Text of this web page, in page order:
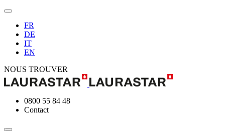
FR
DE
IT
EN
NOUS TROUVER
0800 55 84 48
Contact